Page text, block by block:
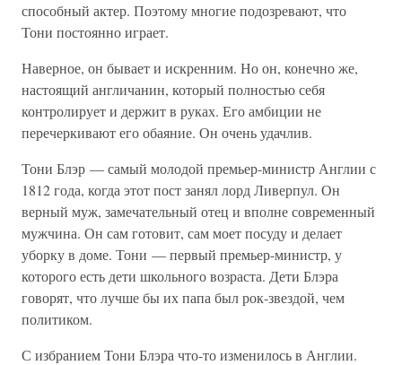
способный актер. Поэтому многие подозревают, что
Тони постоянно играет.
Наверное, он бывает и искренним. Но он, конечно же,
настоящий англичанин, который полностью себя
контролирует и держит в руках. Его амбиции не
перечеркивают его обаяние. Он очень удачлив.
Тони Блэр — самый молодой премьер-министр Англии с
1812 года, когда этот пост занял лорд Ливерпул. Он
верный муж, замечательный отец и вполне современный
мужчина. Он сам готовит, сам моет посуду и делает
уборку в доме. Тони — первый премьер-министр, у
которого есть дети школьного возраста. Дети Блэра
говорят, что лучше бы их папа был рок-звездой, чем
политиком.
С избранием Тони Блэра что-то изменилось в Англии.